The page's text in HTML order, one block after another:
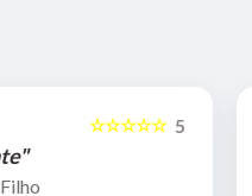
5
☆☆☆☆☆